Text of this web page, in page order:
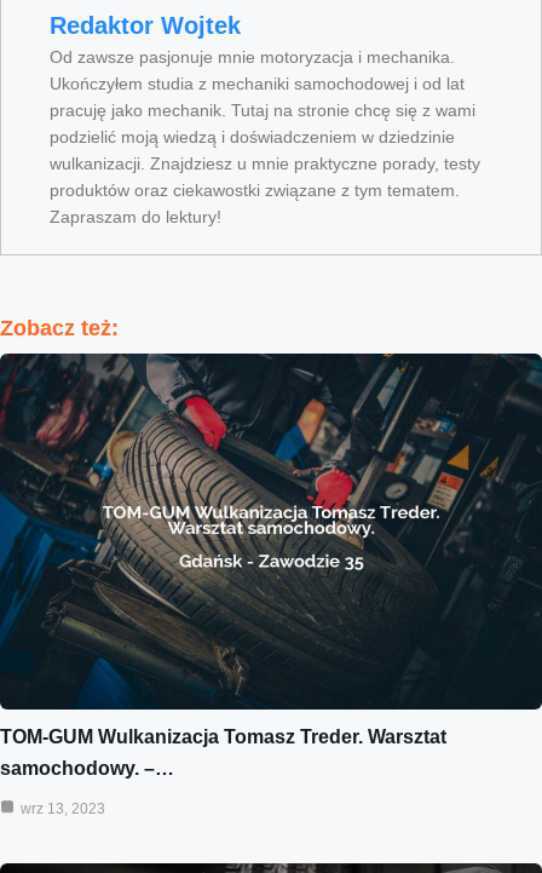
Redaktor Wojtek
Od zawsze pasjonuje mnie motoryzacja i mechanika.
Ukończyłem studia z mechaniki samochodowej i od lat
pracuję jako mechanik. Tutaj na stronie chcę się z wami
podzielić moją wiedzą i doświadczeniem w dziedzinie
wulkanizacji. Znajdziesz u mnie praktyczne porady, testy
produktów oraz ciekawostki związane z tym tematem.
Zapraszam do lektury!
Zobacz też:
TOM-GUM Wulkanizacja Tomasz Treder. Warsztat
samochodowy. –…
wrz 13, 2023